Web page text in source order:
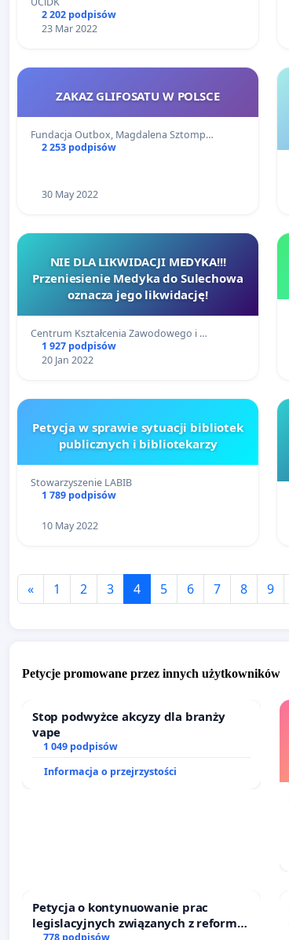
2 202 podpisów
23 Mar 2022
ZAKAZ GLIFOSATU W POLSCE
Fundacja Outbox, Magdalena Sztomp…
2 253 podpisów
30 May 2022
NIE DLA LIKWIDACJI MEDYKA!!!
Przeniesienie Medyka do Sulechowa
oznacza jego likwidację!
Centrum Kształcenia Zawodowego i …
1 927 podpisów
20 Jan 2022
Petycja w sprawie sytuacji bibliotek
publicznych i bibliotekarzy
Stowarzyszenie LABIB
1 789 podpisów
10 May 2022
« 1 2 3 4 5 6 7 8 9
Petycje promowane przez innych użytkowników
Stop podwyżce akcyzy dla branży
vape
1 049 podpisów
Informacja o przejrzystości
Petycja o kontynuowanie prac
legislacyjnych związanych z reformą